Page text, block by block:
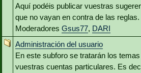
Aquí podéis publicar vuestras
que no vayan en contra de las reglas.
Moderadores Gsus77, DARI
Administración del usuario
En este subforo se tratarán los
vuestras cuentas particulares. Es